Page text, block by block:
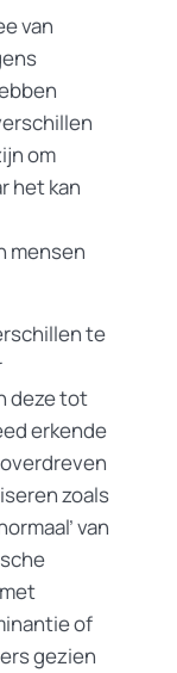
van
om
het kan
mensen
te
deze tot
erkende
zoals
van
of
gezien